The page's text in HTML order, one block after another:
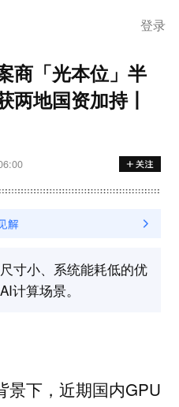
登录
商「光本位」半
两地国资加持丨
寸小、系统能耗低的优
计算场景。
景下，近期国内GPU